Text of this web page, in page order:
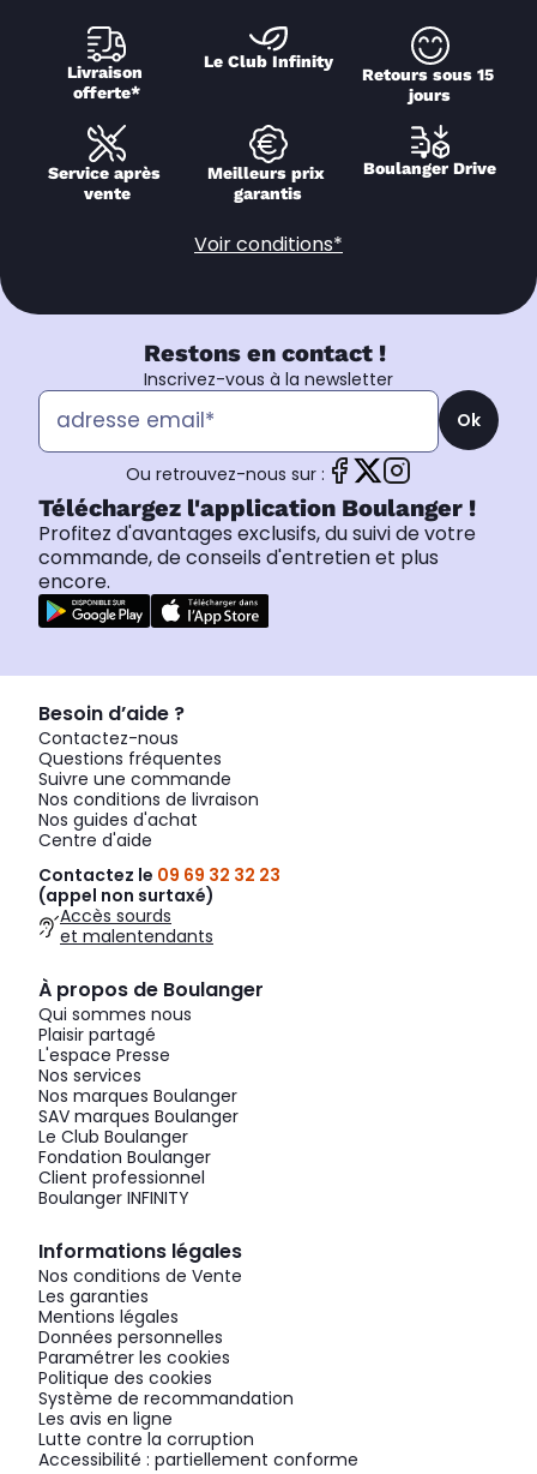
Livraison
offerte*
Le Club Infinity
Retours sous 15
jours
Service après
vente
Meilleurs prix
garantis
Boulanger Drive
Voir conditions*
Restons en contact !
Inscrivez-vous à la newsletter
Ok
Ou retrouvez-nous sur :
Téléchargez l'application Boulanger !
Profitez d'avantages exclusifs, du suivi de votre
commande, de conseils d'entretien et plus
encore.
Besoin d’aide ?
Contactez-nous
Questions fréquentes
Suivre une commande
Nos conditions de livraison
Nos guides d'achat
Centre d'aide
Contactez le 09 69 32 32 23
(appel non surtaxé)
Accès sourds
et malentendants
À propos de Boulanger
Qui sommes nous
Plaisir partagé
L'espace Presse
Nos services
Nos marques Boulanger
SAV marques Boulanger
Le Club Boulanger
Fondation Boulanger
Client professionnel
Boulanger INFINITY
Informations légales
Nos conditions de Vente
Les garanties
Mentions légales
Données personnelles
Paramétrer les cookies
Politique des cookies
Système de recommandation
Les avis en ligne
Lutte contre la corruption
Accessibilité : partiellement conforme